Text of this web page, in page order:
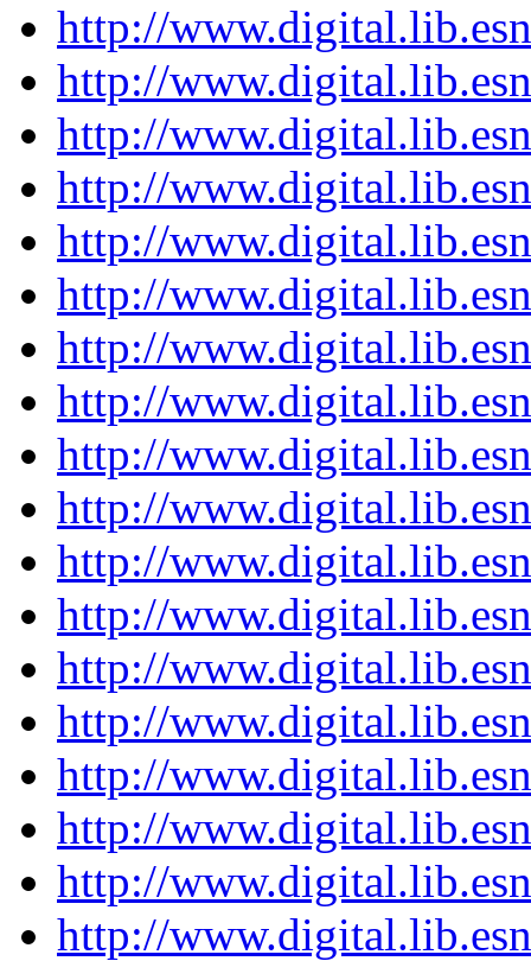
http://
http://
http://
http://
http://
http://
http://
http://
http://
http://
http://
http://
http://
http://
http://
http://
http://
http://